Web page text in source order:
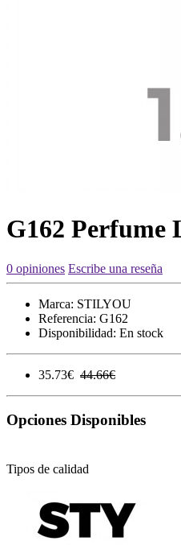
G162
0 opiniones Escribe una reseña
Marca: STILYOU
Referencia: G162
Disponibilidad: En stock
35.73€ 44.66€
Opciones Disponibles
Tipos de calidad